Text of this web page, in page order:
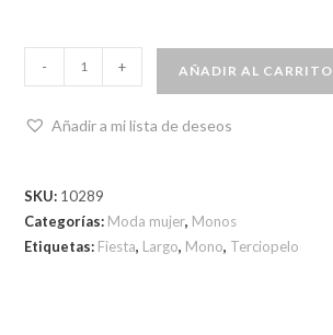
- + AÑADIR AL CARRITO
Añadir a mi lista de deseos
SKU: 10289
Categorías: Moda mujer, Monos
Etiquetas: Fiesta, Largo, Mono, Terciopelo